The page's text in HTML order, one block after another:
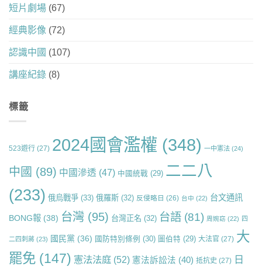
短片劇場 (67)
經典影像 (72)
認識中國 (107)
講座紀錄 (8)
標籤
523遊行 (27) 2024國會濫權 (348) 一中憲法 (24)
中國 (89) 中國滲透 (47) 中國統戰 (29) 二二八
(233) 俄烏戰爭 (33) 俄羅斯 (32) 反侵略日 (26) 台中 (22) 台文通訊
BONG報 (38) 台灣 (95) 台灣正名 (32) 台語 (81) 周婉窈 (22) 四
二四刺蔣 (23) 國民黨 (36) 國防特別條例 (30) 圖伯特 (29) 大法官 (27) 大
罷免 (147) 憲法法庭 (52) 憲法訴訟法 (40) 抵抗史 (27) 日